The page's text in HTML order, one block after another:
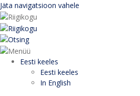
Jäta navigatsioon vahele
Eesti keeles
Eesti keeles
In English